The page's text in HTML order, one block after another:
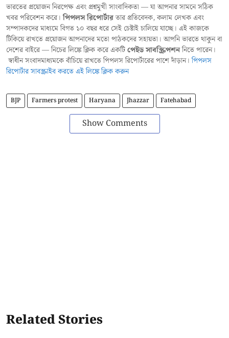
ভারতের প্রয়োজন নিরপেক্ষ এবং প্রশ্নমুখী সাংবাদিকতা — যা আপনার সামনে সঠিক
খবর পরিবেশন করে।পিপলস রিপোর্টারতার প্রতিবেদক, কলাম লেখক এবং
সম্পাদকদের মাধ্যমে বিগত ১০ বছর ধরে সেই চেষ্টাই চালিয়ে যাচ্ছে। এই কাজকে
টিকিয়ে রাখতে প্রয়োজন আপনাদের মতো পাঠকদের সহায়তা। আপনি ভারতে থাকুন বা
দেশের বাইরে — নিচের লিঙ্কে ক্লিক করে একটিপেইড সাবস্ক্রিপশননিতে পারেন।
স্বাধীন সংবাদমাধ্যমকে বাঁচিয়ে রাখতে পিপলস রিপোর্টারের পাশে দাঁড়ান।পিপলস
রিপোর্টার সাবস্ক্রাইব করতে এই লিঙ্কে ক্লিক করুন
BJP Farmers protest Haryana Jhazzar Fatehabad
Show Comments
Related Stories